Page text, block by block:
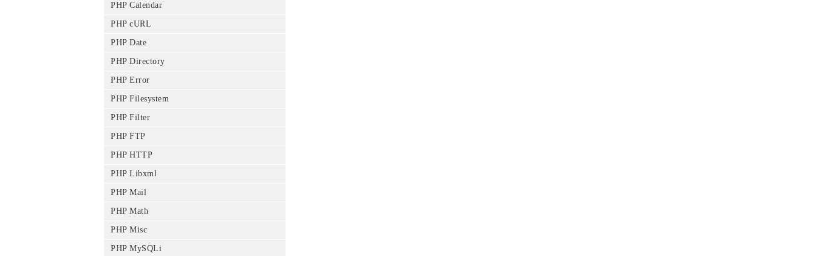
PHP Calendar
PHP cURL
PHP Date
PHP Directory
PHP Error
PHP Filesystem
PHP Filter
PHP FTP
PHP HTTP
PHP Libxml
PHP Mail
PHP Math
PHP Misc
PHP MySQLi